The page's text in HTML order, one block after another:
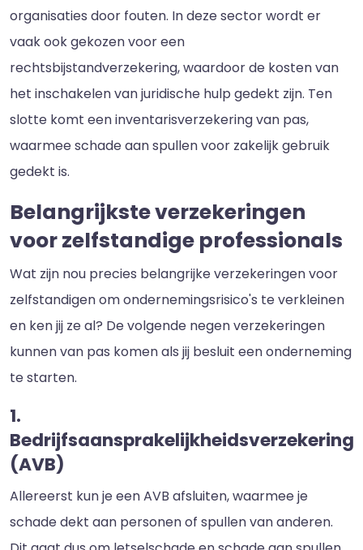
organisaties door fouten. In deze sector wordt er
vaak ook gekozen voor een
rechtsbijstandverzekering, waardoor de kosten van
het inschakelen van juridische hulp gedekt zijn. Ten
slotte komt een inventarisverzekering van pas,
waarmee schade aan spullen voor zakelijk gebruik
gedekt is.
Belangrijkste verzekeringen
voor zelfstandige professionals
Wat zijn nou precies belangrijke verzekeringen voor
zelfstandigen om ondernemingsrisico's te verkleinen
en ken jij ze al? De volgende negen verzekeringen
kunnen van pas komen als jij besluit een onderneming
te starten.
1.
Bedrijfsaansprakelijkheidsverzekering
(AVB)
Allereerst kun je een AVB afsluiten, waarmee je
schade dekt aan personen of spullen van anderen.